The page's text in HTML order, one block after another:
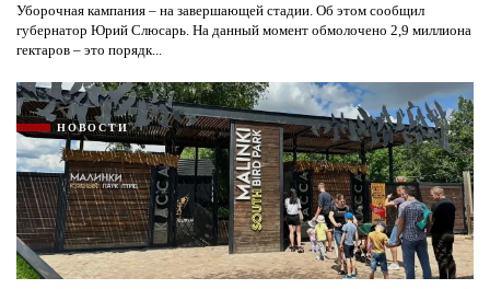
Уборочная кампания – на завершающей стадии. Об этом сообщил
губернатор Юрий Слюсарь. На данный момент обмолочено 2,9 миллиона
гектаров – это порядк...
НОВОСТИ